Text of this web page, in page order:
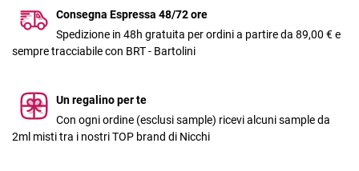
Consegna Espressa 48/72 ore
Spedizione in 48h gratuita per ordini a partire da 89,00 € e
sempre tracciabile con BRT - Bartolini
Un regalino per te
Con ogni ordine (esclusi sample) ricevi alcuni sample da
2ml misti tra i nostri TOP brand di Nicchi